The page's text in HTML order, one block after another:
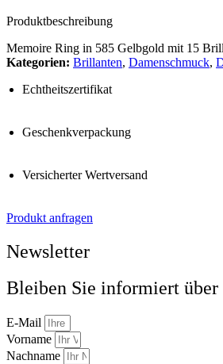
Produktbeschreibung
Memoire Ring in 585 Gelbgold mit 15
Kategorien: Brillanten, Damenschmuck,
Echtheitszertifikat
Geschenkverpackung
Versicherter Wertversand
Produkt anfragen
Newsletter
Bleiben Sie informiert über
E-Mail
Vorname
Nachname